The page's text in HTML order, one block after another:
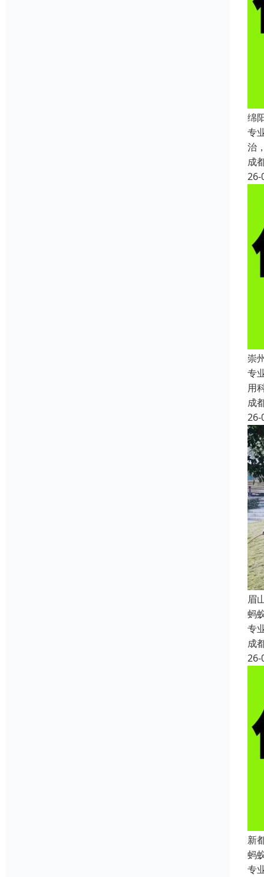
绵
专
治
成
26-
崇
专
用
成
26-
眉
蚂
专
成
26-
新
蚂
专